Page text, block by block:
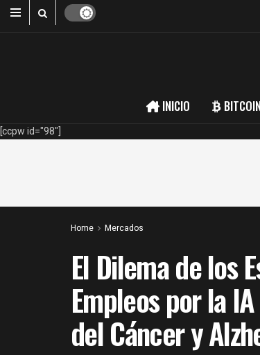
INICIO
[ccpw id="98"]
Home Mercados
El Dilema de los
Empleos por la
del Cáncer y